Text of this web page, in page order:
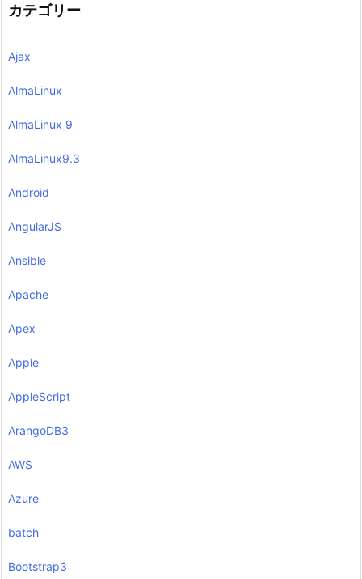
カテゴリー
Ajax
AlmaLinux
AlmaLinux 9
AlmaLinux9.3
Android
AngularJS
Ansible
Apache
Apex
Apple
AppleScript
ArangoDB3
AWS
Azure
batch
Bootstrap3